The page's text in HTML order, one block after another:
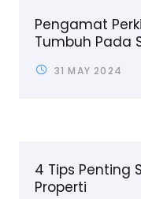
Pengamat
Tumbuh Pada
31 MAY 2024
4 Tips Penting
Properti